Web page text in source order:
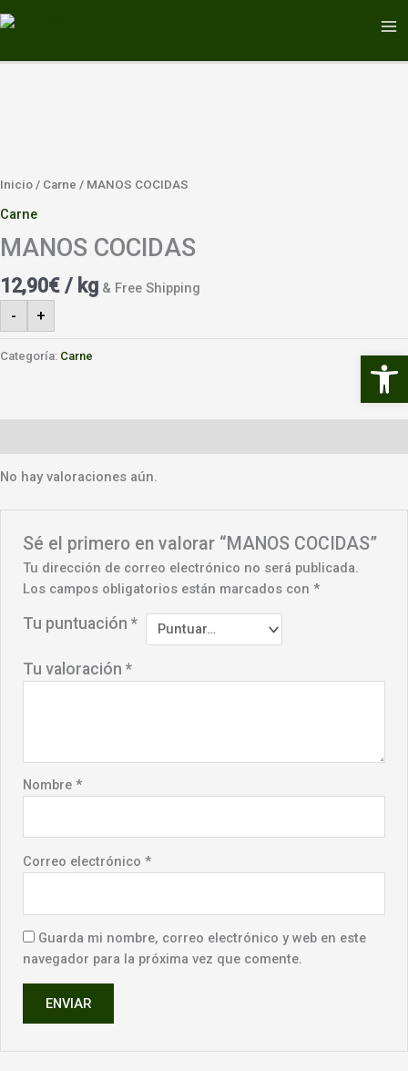
al
Inicio / Carne / MANOS COCIDAS
Carne
MANOS COCIDAS
12,90€ / kg & Free Shipping
- +
Categoría: Carne
No hay valoraciones aún.
Sé el primero en valorar “MANOS COCIDAS”
Tu dirección de correo electrónico no será publicada.
Los campos obligatorios están marcados con*
Tu puntuación*
Tu valoración*
Nombre*
Correo electrónico*
Guarda mi nombre, correo electrónico y web en este
navegador para la próxima vez que comente.
Abrir